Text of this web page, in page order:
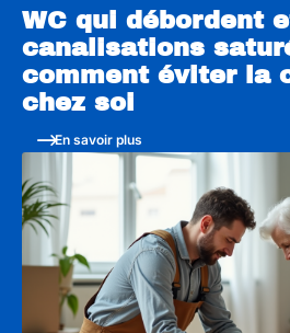
WC qui débordent
canalisations
comment éviter la
chez soi
En savoir plus